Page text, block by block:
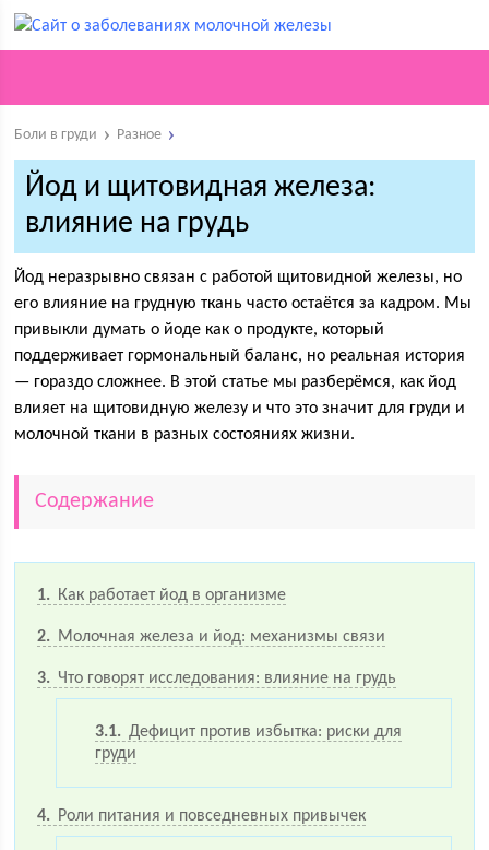
Боли в груди Разное
Йод и щитовидная железа:
влияние на грудь
Йод неразрывно связан с работой щитовидной железы, но
его влияние на грудную ткань часто остаётся за кадром. Мы
привыкли думать о йоде как о продукте, который
поддерживает гормональный баланс, но реальная история
— гораздо сложнее. В этой статье мы разберёмся, как йод
влияет на щитовидную железу и что это значит для груди и
молочной ткани в разных состояниях жизни.
Содержание
1 Как работает йод в организме
2 Молочная железа и йод: механизмы связи
3 Что говорят исследования: влияние на грудь
3.1
Дефицит против избытка: риски для
груди
4 Роли питания и повседневных привычек